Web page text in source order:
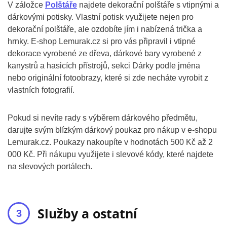
V záložce Polštáře najdete dekorační polštáře s vtipnými a
dárkovými potisky. Vlastní potisk využijete nejen pro
dekorační polštáře, ale ozdobíte jím i nabízená trička a
hrnky. E-shop Lemurak.cz si pro vás připravil i vtipné
dekorace vyrobené ze dřeva, dárkové bary vyrobené z
kanystrů a hasicích přístrojů, sekci Dárky podle jména
nebo originální fotoobrazy, které si zde necháte vyrobit z
vlastních fotografií.
Pokud si nevíte rady s výběrem dárkového předmětu,
darujte svým blízkým dárkový poukaz pro nákup v e-shopu
Lemurak.cz. Poukazy nakoupíte v hodnotách 500 Kč až 2
000 Kč. Při nákupu využijete i slevové kódy, které najdete
na slevových portálech.
Služby a ostatní